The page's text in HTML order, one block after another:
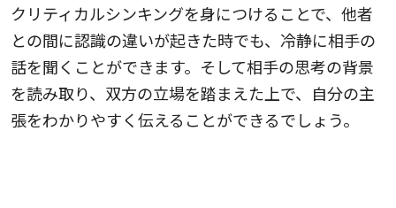
クリティカルシンキングを身につけることで、他者
との間に認識の違いが起きた時でも、冷静に相手の
話を聞くことができます。そして相手の思考の背景
を読み取り、双方の立場を踏まえた上で、自分の主
張をわかりやすく伝えることができるでしょう。